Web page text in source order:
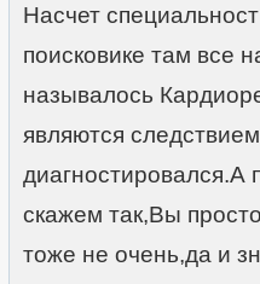
Насчет
поисковике там все
называлось
являются
диагностировался.А
скажем так,Вы
тоже не очень,да и